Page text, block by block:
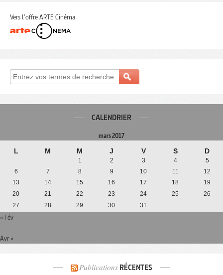
Vers l'offre ARTE Cinéma
CALENDRIER
mars 2017
L M M J V S D
1 2 3 4
5
6
7 8 9 10 11
12
13
14 15 16 17 18
19
20
21 22 23 24 25
26
27
28 29 30 31
« Fév
Avr »
Publications RÉCENTES